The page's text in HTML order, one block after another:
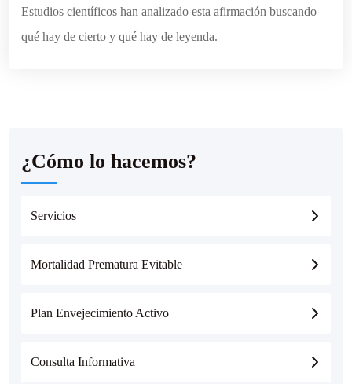
Estudios científicos han analizado esta afirmación buscando
qué hay de cierto y qué hay de leyenda.
¿Cómo lo hacemos?
Servicios
Mortalidad Prematura Evitable
Plan Envejecimiento Activo
Consulta Informativa